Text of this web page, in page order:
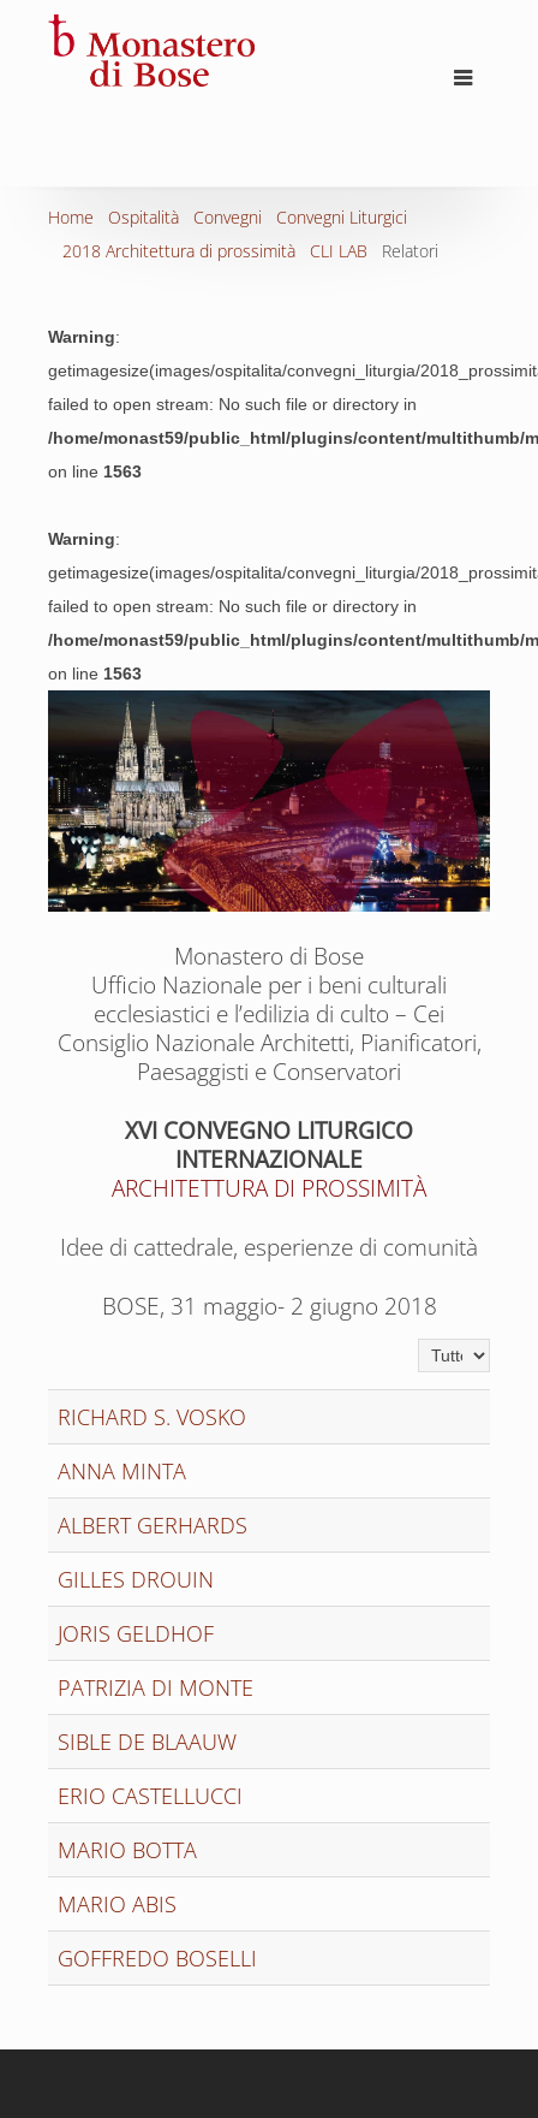
Home Ospitalità Convegni
Convegni Liturgici
2018 Architettura di prossimità
CLI LAB Relatori
Warning:
getimagesize(images/ospitalita/convegni_liturgia/
failed to open stream: No such file or directory in
/home/monast59/public_html/plugins/content/multithumb/
on line 1563
Warning:
getimagesize(images/ospitalita/convegni_liturgia/
failed to open stream: No such file or directory in
/home/monast59/public_html/plugins/content/multithumb/
on line 1563
Monastero di Bose
Ufficio Nazionale per i beni culturali
ecclesiastici e l’edilizia di culto – Cei
Consiglio Nazionale Architetti, Pianificatori,
Paesaggisti e Conservatori
XVI CONVEGNO LITURGICO
INTERNAZIONALE
ARCHITETTURA DI PROSSIMITÀ
Idee di cattedrale, esperienze di comunità
BOSE, 31 maggio- 2 giugno 2018
Visualizza n.
RICHARD S. VOSKO
ANNA MINTA
ALBERT GERHARDS
GILLES DROUIN
JORIS GELDHOF
PATRIZIA DI MONTE
SIBLE DE BLAAUW
ERIO CASTELLUCCI
MARIO BOTTA
MARIO ABIS
GOFFREDO BOSELLI